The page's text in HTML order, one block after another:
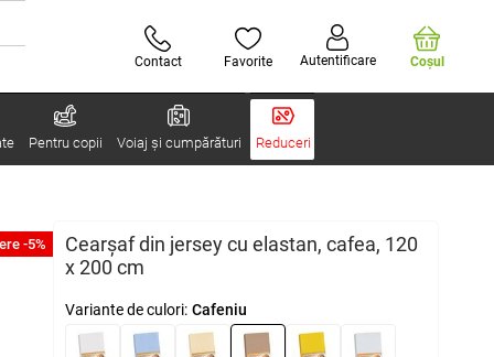
Contact Favorite Autentificare Coşul
Pentru copii Voiaj și cumpărături Reduceri
-5%
Cearșaf din jersey cu elastan, cafea, 120
x 200 cm
Variante de culori: Cafeniu